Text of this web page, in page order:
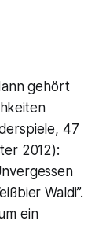
gehört
47
2012):
Waldi”.
ein